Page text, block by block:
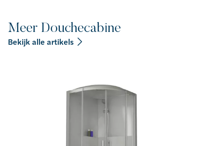
Meer Douchecabine
Bekijk alle artikels